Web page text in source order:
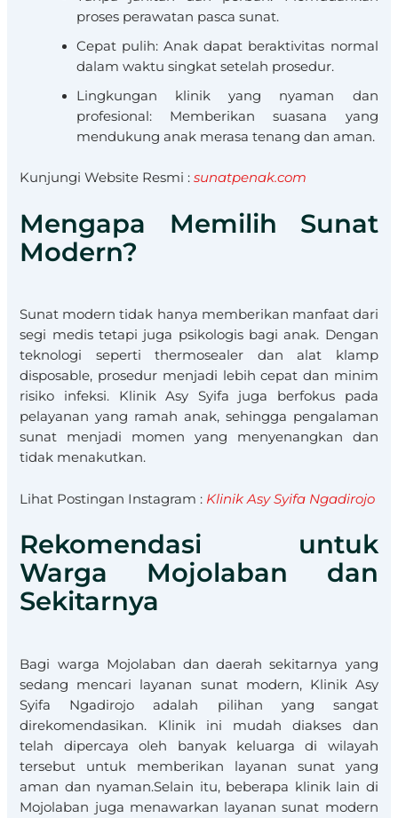
proses perawatan pasca sunat.
Cepat pulih: Anak dapat beraktivitas normal
dalam waktu singkat setelah prosedur.
Lingkungan klinik yang nyaman dan
profesional: Memberikan suasana yang
mendukung anak merasa tenang dan aman.
Kunjungi Website Resmi :sunatpenak.com
Mengapa Memilih Sunat
Modern?
Sunat modern tidak hanya memberikan manfaat dari
segi medis tetapi juga psikologis bagi anak. Dengan
teknologi seperti thermosealer dan alat klamp
disposable, prosedur menjadi lebih cepat dan minim
risiko infeksi. Klinik Asy Syifa juga berfokus pada
pelayanan yang ramah anak, sehingga pengalaman
sunat menjadi momen yang menyenangkan dan
tidak menakutkan.
Lihat Postingan Instagram : Klinik Asy Syifa Ngadirojo
Rekomendasi untuk
Warga Mojolaban dan
Sekitarnya
Bagi warga Mojolaban dan daerah sekitarnya yang
sedang mencari layanan sunat modern, Klinik Asy
Syifa Ngadirojo adalah pilihan yang sangat
direkomendasikan. Klinik ini mudah diakses dan
telah dipercaya oleh banyak keluarga di wilayah
tersebut untuk memberikan layanan sunat yang
aman dan nyaman.Selain itu, beberapa klinik lain di
Mojolaban juga menawarkan layanan sunat modern